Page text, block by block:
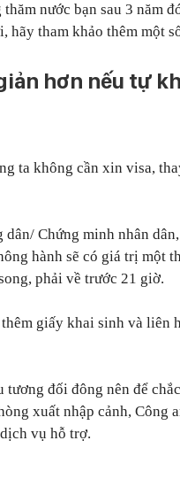
nước bạn sau 3 năm
hãy tham khảo thêm một
hơn nếu tự
ta không cần xin visa,
Chứng minh nhân
hành sẽ có giá trị một
phải về trước 21 giờ.
giấy khai sinh và liên
đối đông nên để
xuất nhập cảnh, Công
vụ hỗ trợ.